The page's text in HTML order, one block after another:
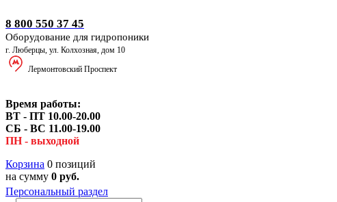
8 800 550 37 45
Оборудование для гидропоники
г. Люберцы, ул. Колхозная, дом 10
Лермонтовский Проспект
Время работы:
ВТ - ПТ 10.00-20.00
СБ - ВС 11.00-19.00
ПН - выходной
Корзина 0 позиций
на сумму 0 руб.
Персональный раздел